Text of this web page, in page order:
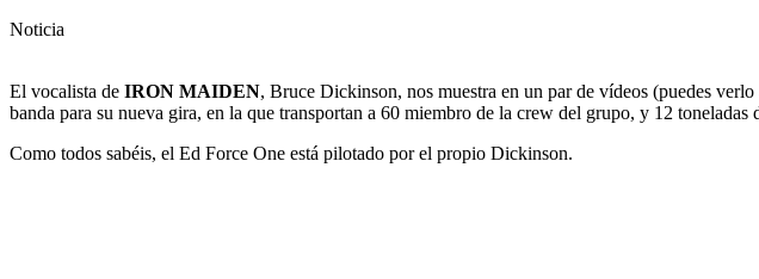
Noticia
El vocalista de IRON MAIDEN, Bruce Dickinson, nos muestra en un par de vídeos (puedes
banda para su nueva gira, en la que transportan a 60 miembro de la crew del grupo, y 12
Como todos sabéis, el Ed Force One está pilotado por el propio Dickinson.